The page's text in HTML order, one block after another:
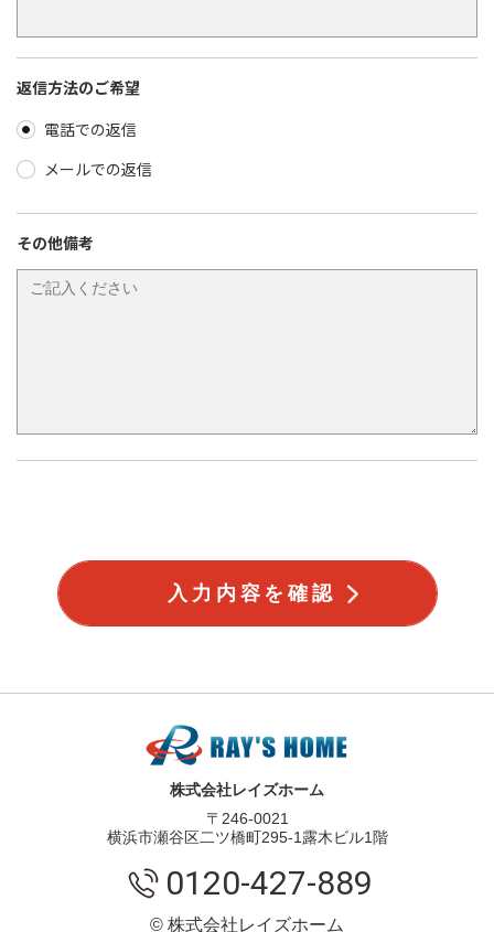
返信方法のご希望
電話での返信
メールでの返信
その他備考
入力内容を確認
株式会社レイズホーム
〒246-0021
横浜市瀬谷区二ツ橋町295-1露木ビル1階
0120-427-889
© 株式会社レイズホーム